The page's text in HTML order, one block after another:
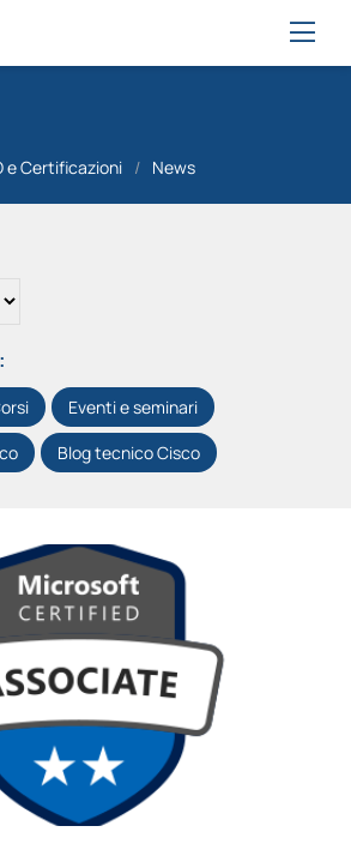
e Certificazioni / News
Eventi e seminari
Blog tecnico Cisco